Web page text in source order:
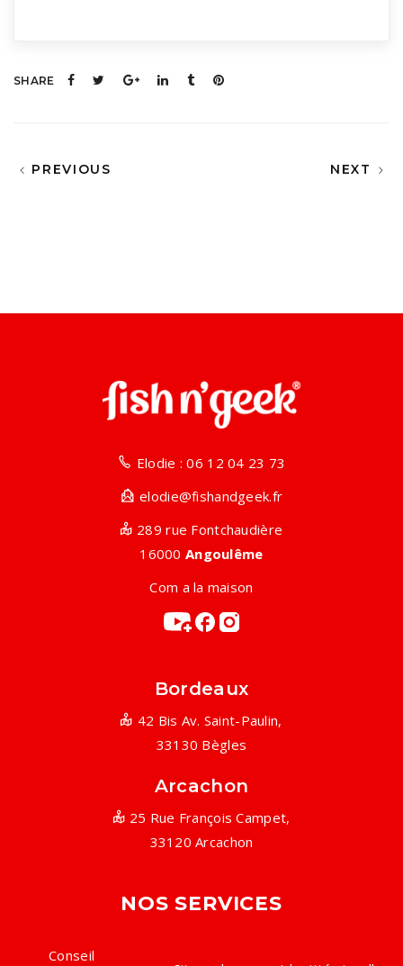
SHARE
PREVIOUS NEXT
Elodie : 06 12 04 23 73
elodie@fishandgeek.fr
289 rue Fontchaudière
16000Angoulême
Com a la maison
Bordeaux
42 Bis Av. Saint-Paulin,
33130 Bègles
Arcachon
25 Rue François Campet,
33120 Arcachon
NOS SERVICES
Conseil